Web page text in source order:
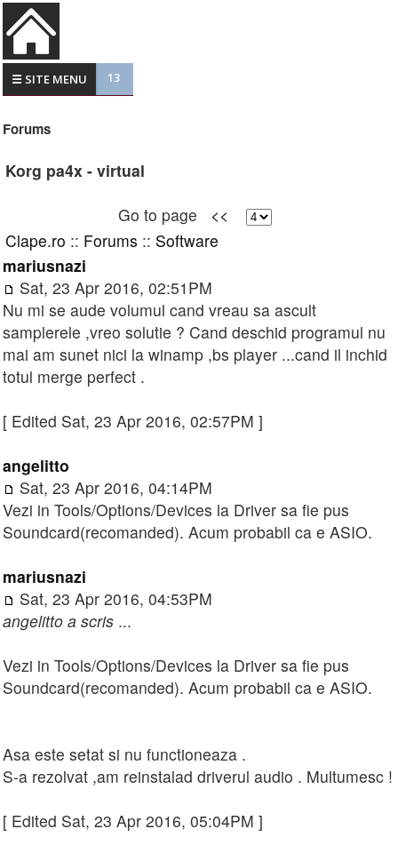
☰ SITE MENU 13
Forums
Korg pa4x - virtual
Go to page
<<
Clape.ro :: Forums :: Software
mariusnazi
Sat, 23 Apr 2016, 02:51PM
Nu mi se aude volumul cand vreau sa ascult
samplerele ,vreo solutie ? Cand deschid programul nu
mai am sunet nici la winamp ,bs player ...cand il inchid
totul merge perfect .
[ Edited Sat, 23 Apr 2016, 02:57PM ]
angelitto
Sat, 23 Apr 2016, 04:14PM
Vezi in Tools/Options/Devices la Driver sa fie pus
Soundcard(recomanded). Acum probabil ca e ASIO.
mariusnazi
Sat, 23 Apr 2016, 04:53PM
angelitto a scris ...
Vezi in Tools/Options/Devices la Driver sa fie pus
Soundcard(recomanded). Acum probabil ca e ASIO.
Asa este setat si nu functioneaza .
S-a rezolvat ,am reinstalad driverul audio . Multumesc !
[ Edited Sat, 23 Apr 2016, 05:04PM ]